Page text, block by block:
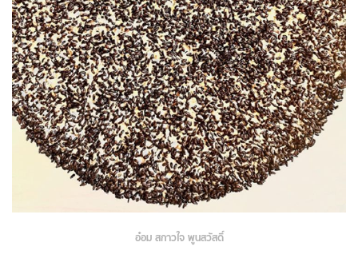
อ๋อม สกาวใจ พูนสวัสดิ์